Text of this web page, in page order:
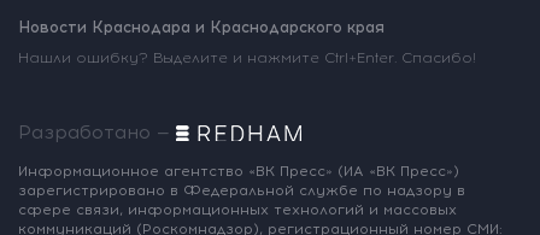
Новости Краснодара и Краснодарского края
Нашли ошибку? Выделите и нажмите Ctrl+Enter. Спасибо!
Разработано —
Информационное агентство «ВК Пресс» (ИА «ВК Пресс»)
зарегистрировано в Федеральной службе по надзору в
сфере связи, информационных технологий и массовых
коммуникаций (Роскомнадзор), регистрационный номер СМИ: